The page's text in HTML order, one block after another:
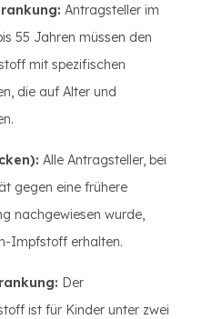
Antragsteller im
55 Jahren müssen den
mit spezifischen
die auf Alter und
Alle Antragsteller, bei
gegen eine frühere
nachgewiesen wurde,
Impfstoff erhalten.
Der
ist für Kinder unter zwei